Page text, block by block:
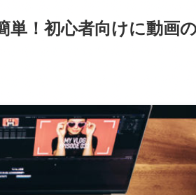
単！初心者向けに動画